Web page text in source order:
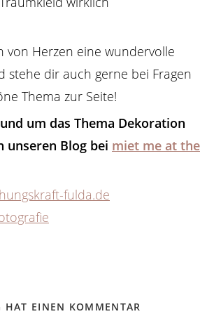
von Herzen eine wundervolle
stehe dir auch gerne bei Fragen
Thema zur Seite!
um das Thema Dekoration
unseren Blog bei miet me at the
fulda.de
HAT EINEN KOMMENTAR